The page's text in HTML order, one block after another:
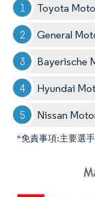
Toyota
General
Bayerische
Hyundai
Nissan
*免責事項:主要選